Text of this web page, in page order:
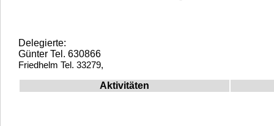
Delegierte:
Günter Tel. 630866
Friedhelm Tel. 33279,
Aktivitäten